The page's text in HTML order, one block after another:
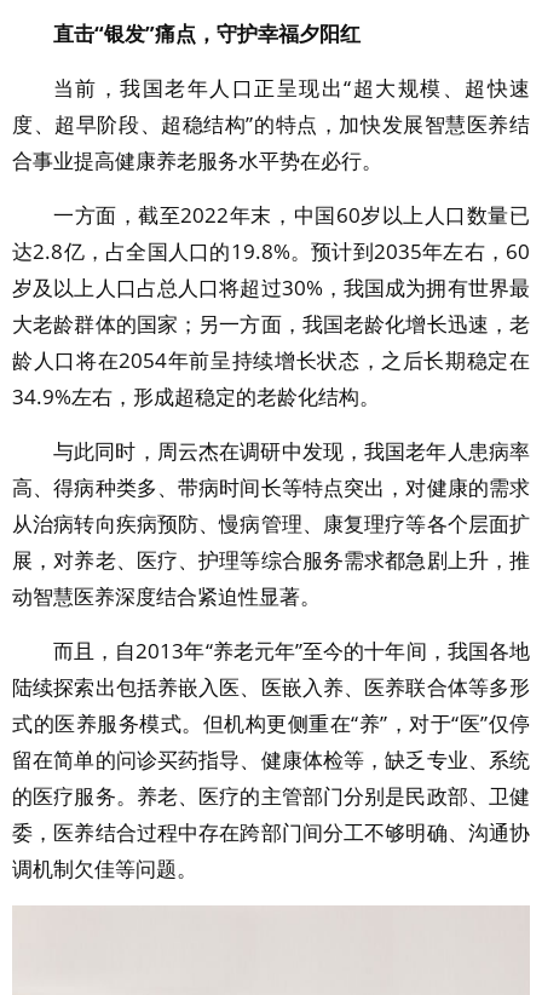
直击“银发”痛点，守护幸福夕阳红
当前，我国老年人口正呈现出“超大规模、超快速
度、超早阶段、超稳结构”的特点，加快发展智慧医养结
合事业提高健康养老服务水平势在必行。
一方面，截至2022年末，中国60岁以上人口数量已
达2.8亿，占全国人口的19.8%。预计到2035年左右，60
岁及以上人口占总人口将超过30%，我国成为拥有世界最
大老龄群体的国家；另一方面，我国老龄化增长迅速，老
龄人口将在2054年前呈持续增长状态，之后长期稳定在
34.9%左右，形成超稳定的老龄化结构。
与此同时，周云杰在调研中发现，我国老年人患病率
高、得病种类多、带病时间长等特点突出，对健康的需求
从治病转向疾病预防、慢病管理、康复理疗等各个层面扩
展，对养老、医疗、护理等综合服务需求都急剧上升，推
动智慧医养深度结合紧迫性显著。
而且，自2013年“养老元年”至今的十年间，我国各地
陆续探索出包括养嵌入医、医嵌入养、医养联合体等多形
式的医养服务模式。但机构更侧重在“养”，对于“医”仅停
留在简单的问诊买药指导、健康体检等，缺乏专业、系统
的医疗服务。养老、医疗的主管部门分别是民政部、卫健
委，医养结合过程中存在跨部门间分工不够明确、沟通协
调机制欠佳等问题。